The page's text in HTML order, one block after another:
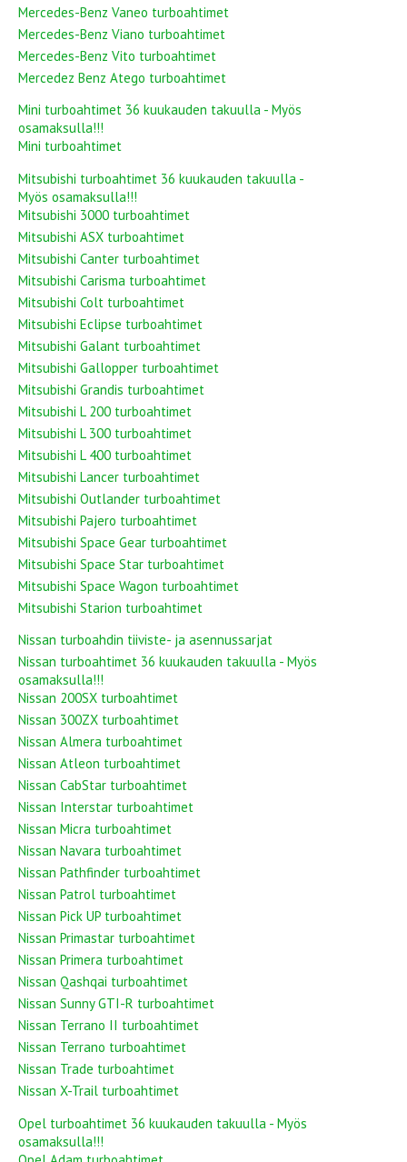
Mercedes-Benz Vaneo turboahtimet
Mercedes-Benz Viano turboahtimet
Mercedes-Benz Vito turboahtimet
Mercedez Benz Atego turboahtimet
Mini turboahtimet 36 kuukauden takuulla - Myös
osamaksulla!!!
Mini turboahtimet
Mitsubishi turboahtimet 36 kuukauden takuulla -
Myös osamaksulla!!!
Mitsubishi 3000 turboahtimet
Mitsubishi ASX turboahtimet
Mitsubishi Canter turboahtimet
Mitsubishi Carisma turboahtimet
Mitsubishi Colt turboahtimet
Mitsubishi Eclipse turboahtimet
Mitsubishi Galant turboahtimet
Mitsubishi Gallopper turboahtimet
Mitsubishi Grandis turboahtimet
Mitsubishi L 200 turboahtimet
Mitsubishi L 300 turboahtimet
Mitsubishi L 400 turboahtimet
Mitsubishi Lancer turboahtimet
Mitsubishi Outlander turboahtimet
Mitsubishi Pajero turboahtimet
Mitsubishi Space Gear turboahtimet
Mitsubishi Space Star turboahtimet
Mitsubishi Space Wagon turboahtimet
Mitsubishi Starion turboahtimet
Nissan turboahdin tiiviste- ja asennussarjat
Nissan turboahtimet 36 kuukauden takuulla - Myös
osamaksulla!!!
Nissan 200SX turboahtimet
Nissan 300ZX turboahtimet
Nissan Almera turboahtimet
Nissan Atleon turboahtimet
Nissan CabStar turboahtimet
Nissan Interstar turboahtimet
Nissan Micra turboahtimet
Nissan Navara turboahtimet
Nissan Pathfinder turboahtimet
Nissan Patrol turboahtimet
Nissan Pick UP turboahtimet
Nissan Primastar turboahtimet
Nissan Primera turboahtimet
Nissan Qashqai turboahtimet
Nissan Sunny GTI-R turboahtimet
Nissan Terrano II turboahtimet
Nissan Terrano turboahtimet
Nissan Trade turboahtimet
Nissan X-Trail turboahtimet
Opel turboahtimet 36 kuukauden takuulla - Myös
osamaksulla!!!